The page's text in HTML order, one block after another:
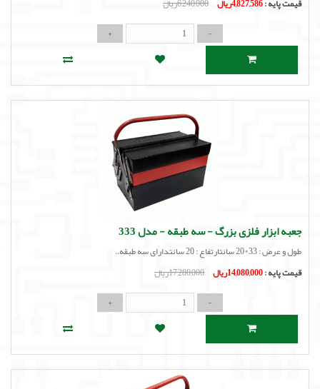
قیمت پایه :4,827,586ریال 6,240,000ریال
جعبه ابزار فلزی بزرگ - سه طبقه - مدل 333
طول و عرض : 33*20 سانتارتفاع : 20 سانتدارای سه طبقه..
قیمت پایه :14,080,000ریال 17,280,000ریال